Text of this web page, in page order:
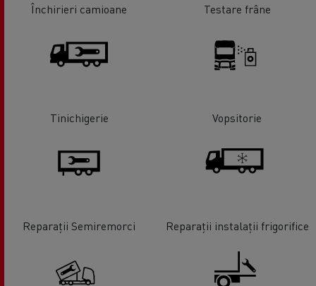
Închirieri camioane Testare frâne
Tinichigerie Vopsitorie
Reparații Semiremorci Reparații instalații frigorifice